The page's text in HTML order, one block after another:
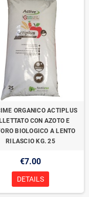
ORGANICO ACTIPLUS
CON AZOTO E
BIOLOGICO A LENTO
RILASCIO KG. 25
€7.00
DETAILS